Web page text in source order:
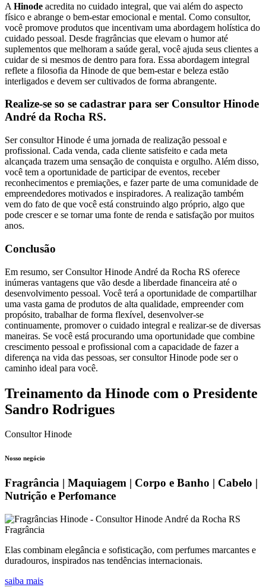
A Hinode acredita no cuidado integral, que vai além do aspecto
físico e abrange o bem-estar emocional e mental. Como consultor,
você promove produtos que incentivam uma abordagem holística do
cuidado pessoal. Desde fragrâncias que elevam o humor até
suplementos que melhoram a saúde geral, você ajuda seus clientes a
cuidar de si mesmos de dentro para fora. Essa abordagem integral
reflete a filosofia da Hinode de que bem-estar e beleza estão
interligados e devem ser cultivados de forma abrangente.
Realize-se so se cadastrar para ser Consultor Hinode
André da Rocha RS.
Ser consultor Hinode é uma jornada de realização pessoal e
profissional. Cada venda, cada cliente satisfeito e cada meta
alcançada trazem uma sensação de conquista e orgulho. Além disso,
você tem a oportunidade de participar de eventos, receber
reconhecimentos e premiações, e fazer parte de uma comunidade de
empreendedores motivados e inspiradores. A realização também
vem do fato de que você está construindo algo próprio, algo que
pode crescer e se tornar uma fonte de renda e satisfação por muitos
anos.
Conclusão
Em resumo, ser Consultor Hinode André da Rocha RS oferece
inúmeras vantagens que vão desde a liberdade financeira até o
desenvolvimento pessoal. Você terá a oportunidade de compartilhar
uma vasta gama de produtos de alta qualidade, empreender com
propósito, trabalhar de forma flexível, desenvolver-se
continuamente, promover o cuidado integral e realizar-se de diversas
maneiras. Se você está procurando uma oportunidade que combine
crescimento pessoal e profissional com a capacidade de fazer a
diferença na vida das pessoas, ser consultor Hinode pode ser o
caminho ideal para você.
Treinamento da Hinode com o Presidente
Sandro Rodrigues
Consultor Hinode
Nosso negócio
Fragrância | Maquiagem | Corpo e Banho | Cabelo |
Nutrição e Perfomance
Fragrância
Elas combinam elegância e sofisticação, com perfumes marcantes e
duradouros, inspirados nas tendências internacionais.
saiba mais